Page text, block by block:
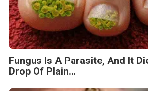
Fungus Is A Parasite, And It
Drop Of Plain...